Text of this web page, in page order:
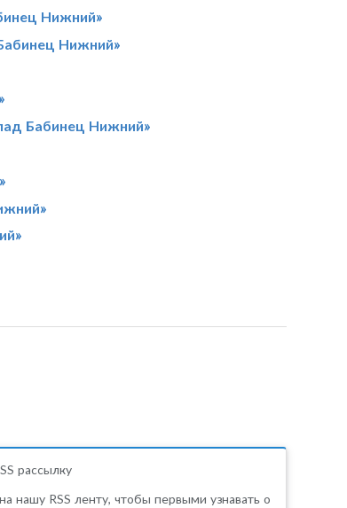
Нижний»
Нижний»
Бабинец Нижний»
рассылку
нашу RSS ленту, чтобы первыми узнавать о